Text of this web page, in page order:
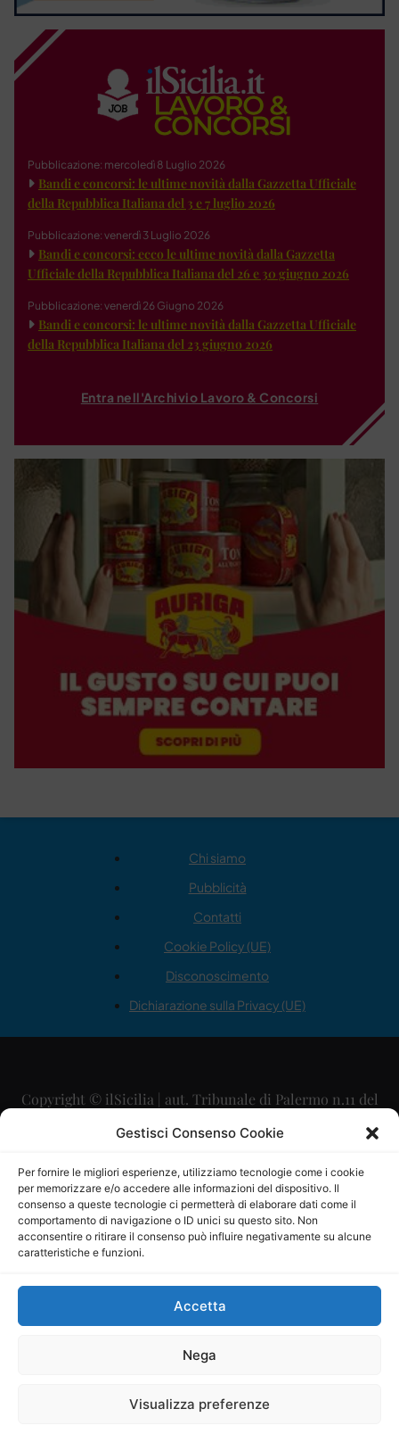
Gestisci Consenso Cookie
Per fornire le migliori esperienze, utilizziamo tecnologie come i cookie
per memorizzare e/o accedere alle informazioni del dispositivo. Il
consenso a queste tecnologie ci permetterà di elaborare dati come il
comportamento di navigazione o ID unici su questo sito. Non
acconsentire o ritirare il consenso può influire negativamente su alcune
caratteristiche e funzioni.
Accetta
Nega
Visualizza preferenze
Pubblicazione: mercoledì 8 Luglio 2026
Bandi e concorsi: le ultime novità dalla Gazzetta Ufficiale
della Repubblica Italiana del 3 e 7 luglio 2026
Pubblicazione: venerdì 3 Luglio 2026
Bandi e concorsi: ecco le ultime novità dalla Gazzetta
Ufficiale della Repubblica Italiana del 26 e 30 giugno 2026
Pubblicazione: venerdì 26 Giugno 2026
Bandi e concorsi: le ultime novità dalla Gazzetta Ufficiale
della Repubblica Italiana del 23 giugno 2026
Entra nell'Archivio Lavoro & Concorsi
Chi siamo
Pubblicità
Contatti
Cookie Policy (UE)
Disconoscimento
Dichiarazione sulla Privacy (UE)
Copyright © ilSicilia | aut. Tribunale di Palermo n.11 del
29/09/2015
Direttore Editoriale: Maurizio Scaglione
Direttore Responsabile: Maria Calabrese
P.IVA: 06334930820
Mercurio Comunicazione Società Cooperativa a r.l. è
iscritta al Registro degli Operatori di Comunicazione al
Sito gestito daLa Digitale srl–info@ladigitale.it